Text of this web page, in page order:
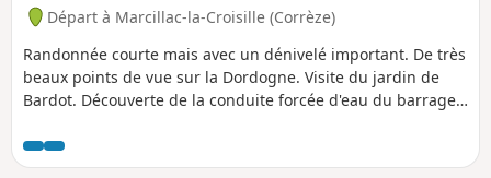
Départ à Marcillac-la-Croisille (Corrèze)
Randonnée courte mais avec un dénivelé important. De très
beaux points de vue sur la Dordogne. Visite du jardin de
Bardot. Découverte de la conduite forcée d'eau du barrage
pratiques.